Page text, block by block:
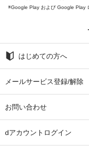
Google Play および Google Play
はじめての方へ
メールサービス登録/解除
お問い合わせ
dアカウントログイン